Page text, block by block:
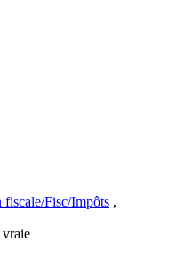
fiscale/Fisc/Impôts ,